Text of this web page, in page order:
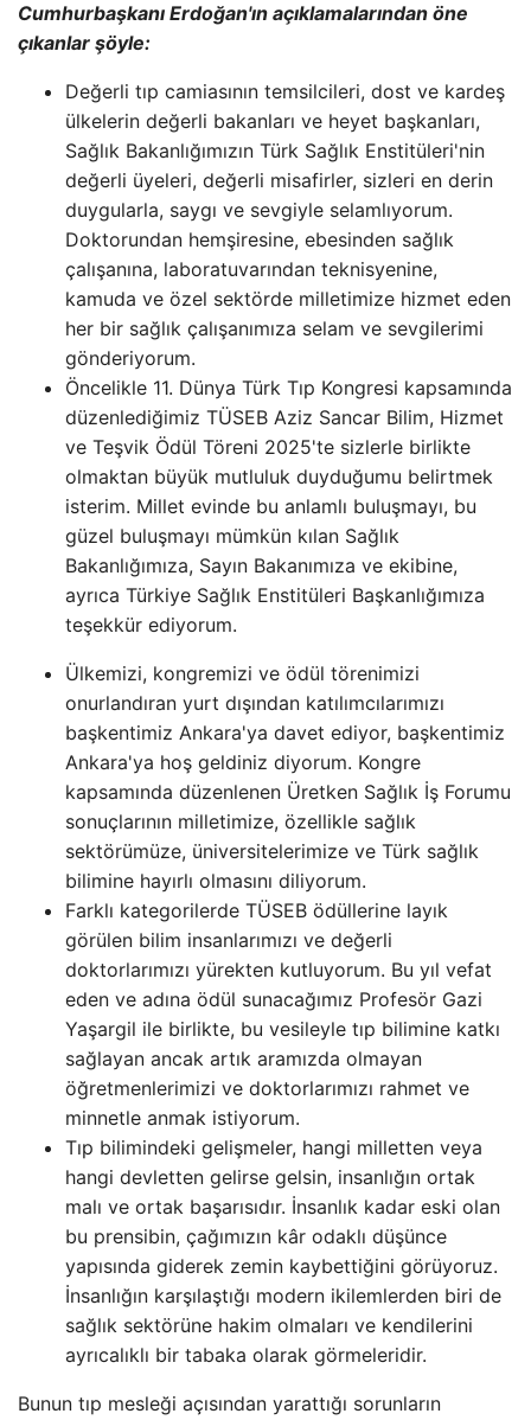
Cumhurbaşkanı Erdoğan'ın açıklamalarından öne
çıkanlar şöyle:
Değerli tıp camiasının temsilcileri, dost ve kardeş
ülkelerin değerli bakanları ve heyet başkanları,
Sağlık Bakanlığımızın Türk Sağlık Enstitüleri'nin
değerli üyeleri, değerli misafirler, sizleri en derin
duygularla, saygı ve sevgiyle selamlıyorum.
Doktorundan hemşiresine, ebesinden sağlık
çalışanına, laboratuvarından teknisyenine,
kamuda ve özel sektörde milletimize hizmet eden
her bir sağlık çalışanımıza selam ve sevgilerimi
gönderiyorum.
Öncelikle 11. Dünya Türk Tıp Kongresi kapsamında
düzenlediğimiz TÜSEB Aziz Sancar Bilim, Hizmet
ve Teşvik Ödül Töreni 2025'te sizlerle birlikte
olmaktan büyük mutluluk duyduğumu belirtmek
isterim. Millet evinde bu anlamlı buluşmayı, bu
güzel buluşmayı mümkün kılan Sağlık
Bakanlığımıza, Sayın Bakanımıza ve ekibine,
ayrıca Türkiye Sağlık Enstitüleri Başkanlığımıza
teşekkür ediyorum.
Ülkemizi, kongremizi ve ödül törenimizi
onurlandıran yurt dışından katılımcılarımızı
başkentimiz Ankara'ya davet ediyor, başkentimiz
Ankara'ya hoş geldiniz diyorum. Kongre
kapsamında düzenlenen Üretken Sağlık İş Forumu
sonuçlarının milletimize, özellikle sağlık
sektörümüze, üniversitelerimize ve Türk sağlık
bilimine hayırlı olmasını diliyorum.
Farklı kategorilerde TÜSEB ödüllerine layık
görülen bilim insanlarımızı ve değerli
doktorlarımızı yürekten kutluyorum. Bu yıl vefat
eden ve adına ödül sunacağımız Profesör Gazi
Yaşargil ile birlikte, bu vesileyle tıp bilimine katkı
sağlayan ancak artık aramızda olmayan
öğretmenlerimizi ve doktorlarımızı rahmet ve
minnetle anmak istiyorum.
Tıp bilimindeki gelişmeler, hangi milletten veya
hangi devletten gelirse gelsin, insanlığın ortak
malı ve ortak başarısıdır. İnsanlık kadar eski olan
bu prensibin, çağımızın kâr odaklı düşünce
yapısında giderek zemin kaybettiğini görüyoruz.
İnsanlığın karşılaştığı modern ikilemlerden biri de
sağlık sektörüne hakim olmaları ve kendilerini
ayrıcalıklı bir tabaka olarak görmeleridir.
Bunun tıp mesleği açısından yarattığı sorunların